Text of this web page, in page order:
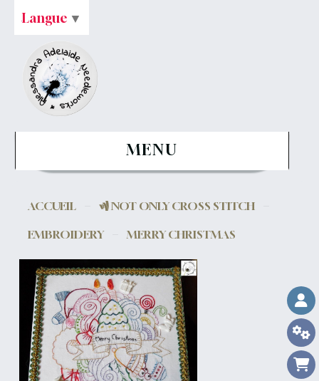
MENU
ACCUEIL
NOT ONLY CROSS STITCH
EMBROIDERY
MERRY CHRISTMAS
Langue ▼